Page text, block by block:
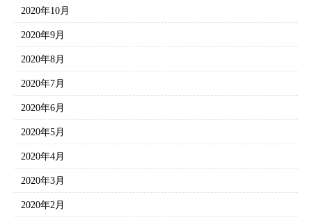
2020年10月
2020年9月
2020年8月
2020年7月
2020年6月
2020年5月
2020年4月
2020年3月
2020年2月